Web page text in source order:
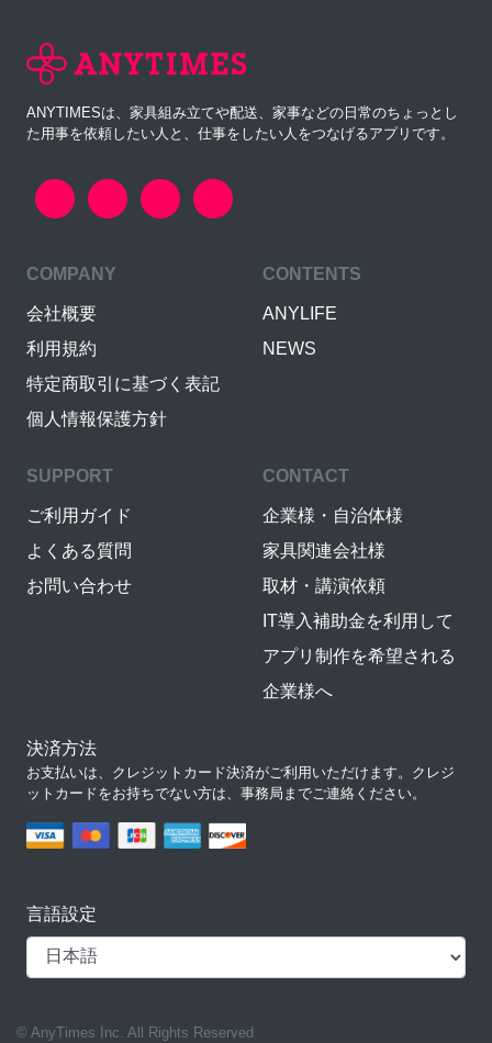
ANYTIMESは、家具組み立てや配送、家事などの日常のちょっとし
た用事を依頼したい人と、仕事をしたい人をつなげるアプリです。
COMPANY
会社概要
利用規約
特定商取引に基づく表記
個人情報保護方針
CONTENTS
ANYLIFE
NEWS
SUPPORT
ご利用ガイド
よくある質問
お問い合わせ
CONTACT
企業様・自治体様
家具関連会社様
取材・講演依頼
IT導入補助金を利用して
アプリ制作を希望される
企業様へ
決済方法
お支払いは、クレジットカード決済がご利用いただけます。クレジ
ットカードをお持ちでない方は、事務局までご連絡ください。
言語設定
© AnyTimes Inc. All Rights Reserved